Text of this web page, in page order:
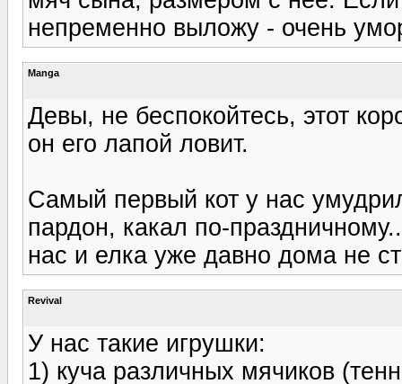
непременно выложу - очень
Manga
Девы, не беспокойтесь, этот
он его лапой ловит.
Самый первый кот у нас
пардон, какал по-
нас и елка уже давно дома не
Revival
У нас такие игрушки:
1) куча различных мячиков